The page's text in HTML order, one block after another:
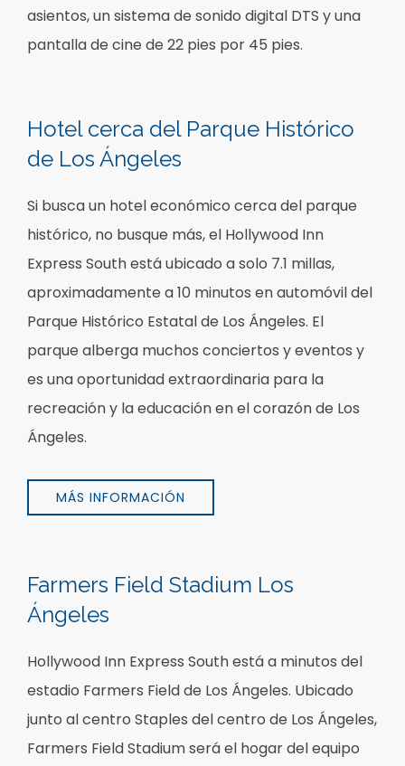
asientos, un sistema de sonido digital DTS y una
pantalla de cine de 22 pies por 45 pies.
Hotel cerca del Parque Histórico
de Los Ángeles
Si busca un hotel económico cerca del parque
histórico, no busque más, el Hollywood Inn
Express South está ubicado a solo 7.1 millas,
aproximadamente a 10 minutos en automóvil del
Parque Histórico Estatal de Los Ángeles. El
parque alberga muchos conciertos y eventos y
es una oportunidad extraordinaria para la
recreación y la educación en el corazón de Los
Ángeles.
MÁS INFORMACIÓN
Farmers Field Stadium Los
Ángeles
Hollywood Inn Express South está a minutos del
estadio Farmers Field de Los Ángeles. Ubicado
junto al centro Staples del centro de Los Ángeles,
Farmers Field Stadium será el hogar del equipo